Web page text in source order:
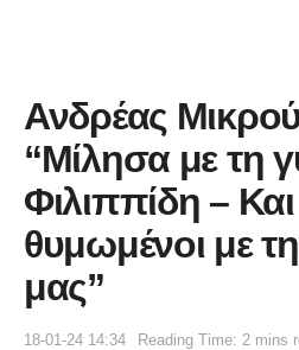
Ανδρέας
“Μίλησα με τη
Φιλιππίδη – Και
θυμωμένοι με
μας”
18-01-24 14:34 Reading Time: 2 mins